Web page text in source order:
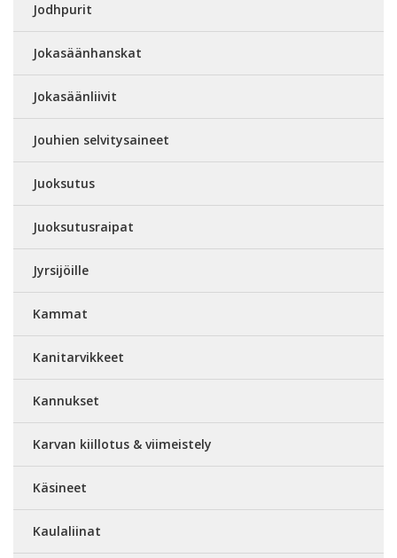
Jodhpurit
Jokasäänhanskat
Jokasäänliivit
Jouhien selvitysaineet
Juoksutus
Juoksutusraipat
Jyrsijöille
Kammat
Kanitarvikkeet
Kannukset
Karvan kiillotus & viimeistely
Käsineet
Kaulaliinat